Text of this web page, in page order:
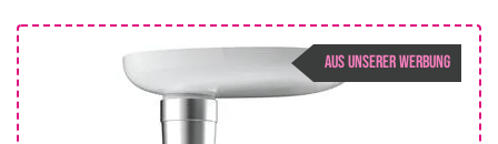
AUS UNSERER WERBUNG